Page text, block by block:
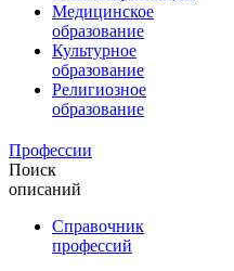
Медицинское
образование
Культурное
образование
Религиозное
образование
Профессии
Поиск
описаний
Справочник
профессий